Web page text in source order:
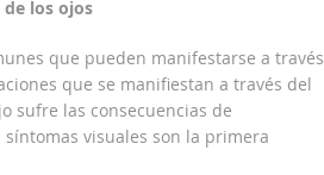
los ojos
que pueden manifestarse a través
que se manifiestan a través del
sufre las consecuencias de
visuales son la primera